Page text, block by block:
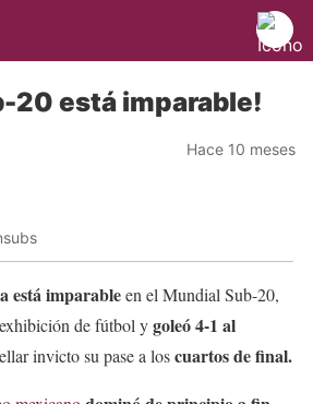
20 está imparable!
Hace 10 meses
está imparableen el Mundial Sub-20,
de fútbol ygoleó 4-1 al
invicto su pase a loscuartos de final.